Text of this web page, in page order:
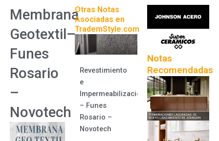
Membrana
Geotextil–
Funes
Rosario
–
Novotech
Otras Notas
Asociadas en
TrademStyle.com
Revestimiento
e
Impermeabilizaciones
– Funes
Rosario –
Novotech
Notas
Recomendadas